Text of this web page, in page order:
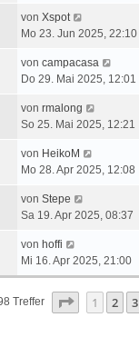
von Xspot
Mo 23. Jun 2025, 22:10
von campacasa
Do 29. Mai 2025, 12:01
von rmalong
So 25. Mai 2025, 12:21
von HeikoM
Mo 28. Apr 2025, 12:08
von Stepe
Sa 19. Apr 2025, 08:37
von hoffi
Mi 16. Apr 2025, 21:00
Treffer Seite Von
1 2 3